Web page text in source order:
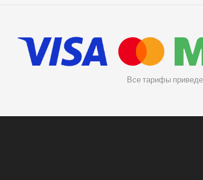
Все тарифы